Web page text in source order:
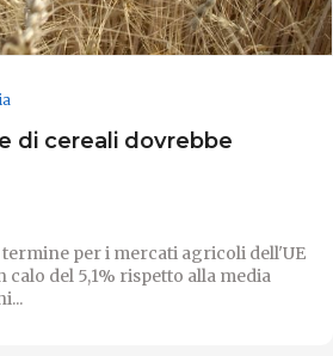
di cereali dovrebbe
per i mercati agricoli dell'UE
calo del 5,1% rispetto alla media